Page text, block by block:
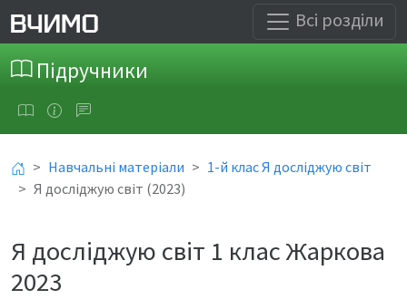
Всі розділи
Підручники
Навчальні матеріали
1-й клас Я досліджую світ
Я досліджую світ (2023)
Я досліджую світ 1 клас Жаркова
2023